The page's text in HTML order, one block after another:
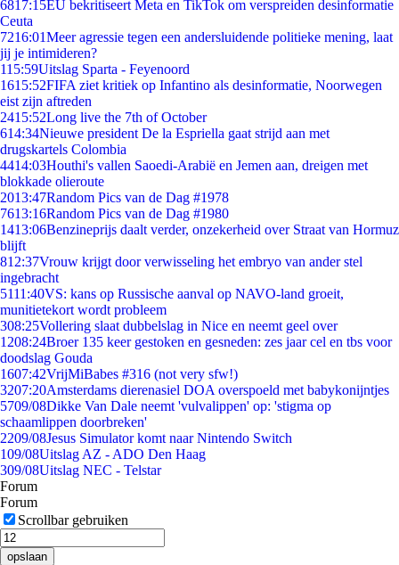
6817:15EU bekritiseert Meta en TikTok om verspreiden desinformatie
Ceuta
7216:01Meer agressie tegen een andersluidende politieke mening, laat
jij je intimideren?
115:59Uitslag Sparta - Feyenoord
1615:52FIFA ziet kritiek op Infantino als desinformatie, Noorwegen
eist zijn aftreden
2415:52Long live the 7th of October
614:34Nieuwe president De la Espriella gaat strijd aan met
drugskartels Colombia
4414:03Houthi's vallen Saoedi-Arabië en Jemen aan, dreigen met
blokkade olieroute
2013:47Random Pics van de Dag #1978
7613:16Random Pics van de Dag #1980
1413:06Benzineprijs daalt verder, onzekerheid over Straat van Hormuz
blijft
812:37Vrouw krijgt door verwisseling het embryo van ander stel
ingebracht
5111:40VS: kans op Russische aanval op NAVO-land groeit,
munitietekort wordt probleem
308:25Vollering slaat dubbelslag in Nice en neemt geel over
1208:24Broer 135 keer gestoken en gesneden: zes jaar cel en tbs voor
doodslag Gouda
1607:42VrijMiBabes #316 (not very sfw!)
3207:20Amsterdams dierenasiel DOA overspoeld met babykonijntjes
5709/08Dikke Van Dale neemt 'vulvalippen' op: 'stigma op
schaamlippen doorbreken'
2209/08Jesus Simulator komt naar Nintendo Switch
109/08Uitslag AZ - ADO Den Haag
309/08Uitslag NEC - Telstar
Forum
Forum
Scrollbar gebruiken
opslaan